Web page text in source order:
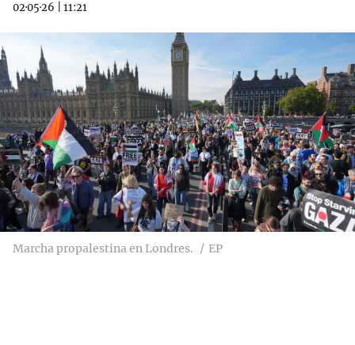
02·05·26 11:21
Marcha propalestina en Londres. EP